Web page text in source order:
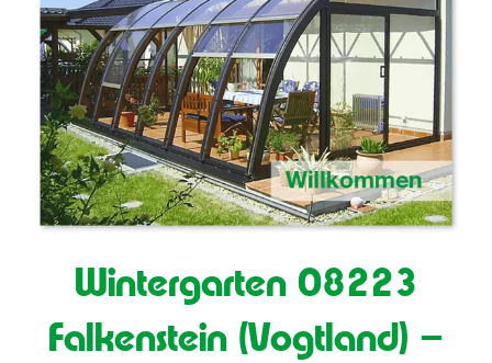
Wintergarten 08223
Falkenstein (Vogtland) –